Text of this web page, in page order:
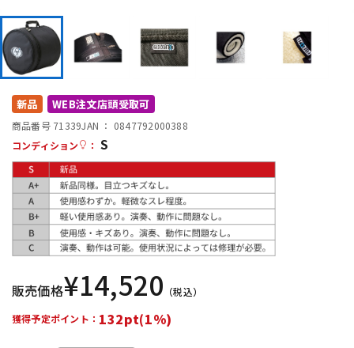
配信/ライブ機器
中古
新品 WEB注文店頭受取可
商品番号 71339JAN ： 0847792000388
コンディション
： S
販売価格¥14,520 （税込）
獲得予定ポイント： 132pt(1%)